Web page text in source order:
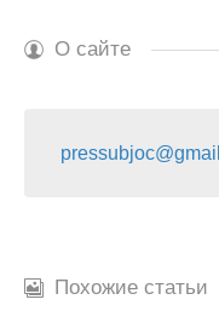
О сайте
Похожие статьи